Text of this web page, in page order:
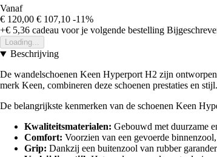
Vanaf
€ 120,00 € 107,10 -11%
+€ 5,36 cadeau voor je volgende bestelling
Loading...
Beschrijving
De wandelschoenen Keen Hyperport H2 zijn
merk Keen, combineren deze schoenen prestaties en
De belangrijkste kenmerken van de schoenen Keen
Kwaliteitsmaterialen: Gebouwd met duurzame
Comfort: Voorzien van een gevoerde
Grip: Dankzij een buitenzool van rubber